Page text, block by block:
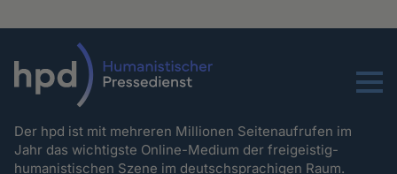
Menu
Der hpd ist mit mehreren Millionen Seitenaufrufen im
Jahr das wichtigste Online-Medium der freigeistig-
humanistischen Szene im deutschsprachigen Raum.